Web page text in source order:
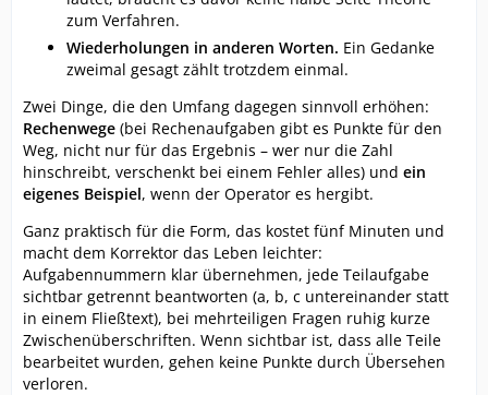
zum Verfahren.
Wiederholungen in anderen Worten. Ein Gedanke
zweimal gesagt zählt trotzdem einmal.
Zwei Dinge, die den Umfang dagegen sinnvoll erhöhen:
Rechenwege (bei Rechenaufgaben gibt es Punkte für den
Weg, nicht nur für das Ergebnis – wer nur die Zahl
hinschreibt, verschenkt bei einem Fehler alles) und ein
eigenes Beispiel, wenn der Operator es hergibt.
Ganz praktisch für die Form, das kostet fünf Minuten und
macht dem Korrektor das Leben leichter:
Aufgabennummern klar übernehmen, jede Teilaufgabe
sichtbar getrennt beantworten (a, b, c untereinander statt
in einem Fließtext), bei mehrteiligen Fragen ruhig kurze
Zwischenüberschriften. Wenn sichtbar ist, dass alle Teile
bearbeitet wurden, gehen keine Punkte durch Übersehen
verloren.